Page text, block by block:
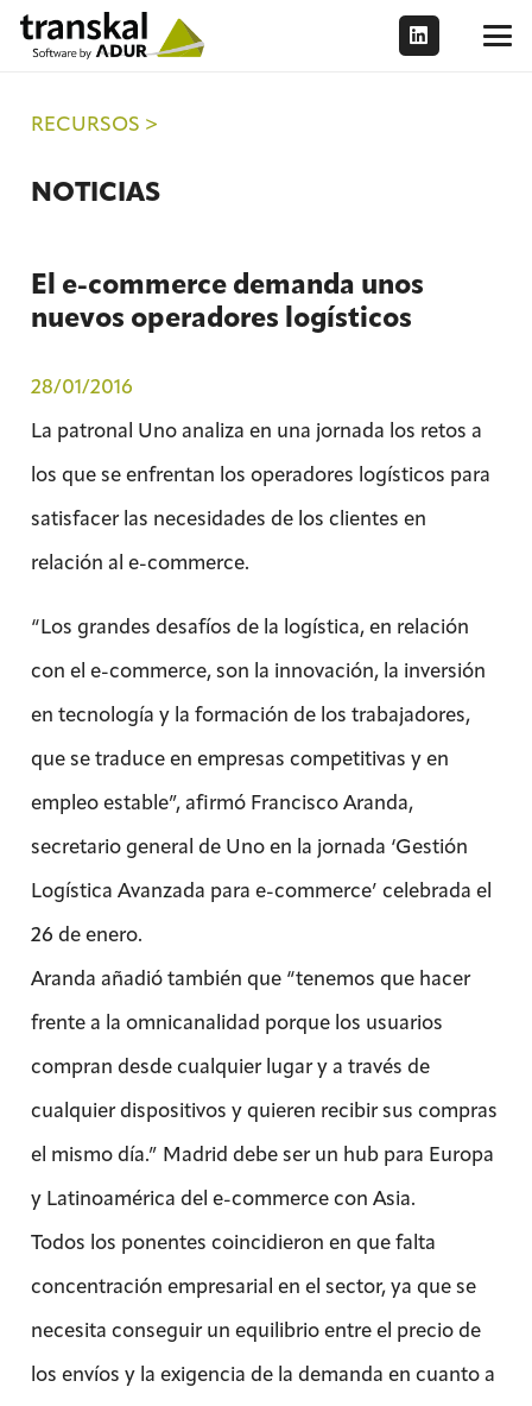
RECURSOS >
NOTICIAS
El e-commerce demanda unos
nuevos operadores logísticos
28/01/2016
La patronal Uno analiza en una jornada los retos a
los que se enfrentan los operadores logísticos para
satisfacer las necesidades de los clientes en
relación al e-commerce.
“Los grandes desafíos de la logística, en relación
con el e-commerce, son la innovación, la inversión
en tecnología y la formación de los trabajadores,
que se traduce en empresas competitivas y en
empleo estable”, afirmó Francisco Aranda,
secretario general de Uno en la jornada ‘Gestión
Logística Avanzada para e-commerce’ celebrada el
26 de enero.
Aranda añadió también que “tenemos que hacer
frente a la omnicanalidad porque los usuarios
compran desde cualquier lugar y a través de
cualquier dispositivos y quieren recibir sus compras
el mismo día.” Madrid debe ser un hub para Europa
y Latinoamérica del e-commerce con Asia.
Todos los ponentes coincidieron en que falta
concentración empresarial en el sector, ya que se
necesita conseguir un equilibrio entre el precio de
los envíos y la exigencia de la demanda en cuanto a